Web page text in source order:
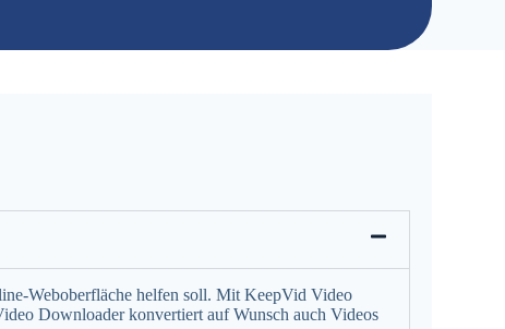
Weboberfläche helfen soll. Mit KeepVid Video
Downloader konvertiert auf Wunsch auch Videos